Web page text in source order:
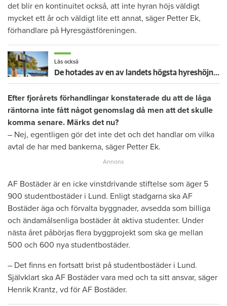
det blir en kontinuitet också, att inte hyran höjs väldigt
mycket ett år och väldigt lite ett annat, säger Petter Ek,
förhandlare på Hyresgästföreningen.
Läs också
De hotades av en av landets högsta hyreshöjningar – så blev det
Efter fjorårets förhandlingar konstaterade du att de låga
räntorna inte fått något genomslag då men att det skulle
komma senare. Märks det nu?
– Nej, egentligen gör det inte det och det handlar om vilka
avtal de har med bankerna, säger Petter Ek.
AF Bostäder är en icke vinstdrivande stiftelse som äger 5
900 studentbostäder i Lund. Enligt stadgarna ska AF
Bostäder äga och förvalta byggnader, avsedda som billiga
och ändamålsenliga bostäder åt aktiva studenter. Under
nästa året påbörjas flera byggprojekt som ska ge mellan
500 och 600 nya studentbostäder.
– Det finns en fortsatt brist på studentbostäder i Lund.
Självklart ska AF Bostäder vara med och ta sitt ansvar, säger
Henrik Krantz, vd för AF Bostäder.